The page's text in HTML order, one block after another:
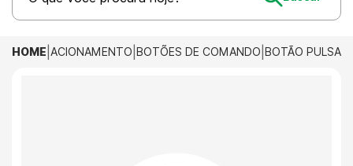
HOME ACIONAMENTO BOTÕES DE COMANDO BOTÃO